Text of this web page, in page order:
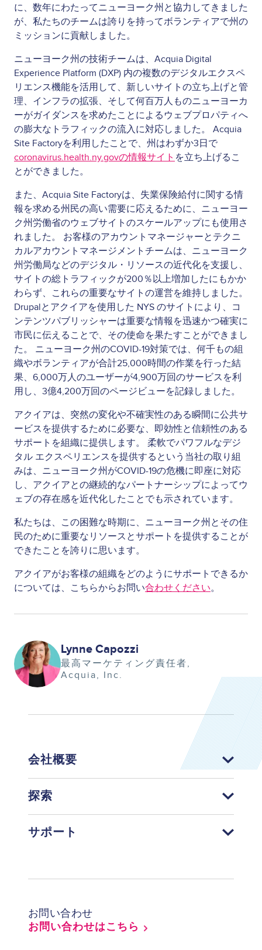
に、数年にわたってニューヨーク州と協力してきました
が、私たちのチームは誇りを持ってボランティアで州の
ミッションに貢献しました。
ニューヨーク州の技術チームは、Acquia Digital
Experience Platform (DXP) 内の複数のデジタルエクスペ
リエンス機能を活用して、新しいサイトの立ち上げと管
理、インフラの拡張、そして何百万人ものニューヨーカ
ーがガイダンスを求めたことによるウェブプロパティへ
の膨大なトラフィックの流入に対応しました。 Acquia
Site Factoryを利用したことで、州はわずか3日で
coronavirus.health.ny.govの情報サイト を立ち上げるこ
とができました。
また、Acquia Site Factoryは、失業保険給付に関する情
報を求める州民の高い需要に応えるために、ニューヨー
ク州労働省のウェブサイトのスケールアップにも使用さ
れました。 お客様のアカウントマネージャーとテクニ
カルアカウントマネージメントチームは、ニューヨーク
州労働局などのデジタル・リソースの近代化を支援し、
サイトの総トラフィックが200％以上増加したにもかか
わらず、これらの重要なサイトの運営を維持しました。
Drupalとアクイアを使用した NYS のサイトにより、コ
ンテンツパブリッシャーは重要な情報を迅速かつ確実に
市民に伝えることで、その使命を果たすことができまし
た。 ニューヨーク州のCOVID-19対策では、何千もの組
織やボランティアが合計25,000時間の作業を行った結
果、6,000万人のユーザーが4,900万回のサービスを利
用し、3億4,200万回のページビューを記録しました。
アクイアは、突然の変化や不確実性のある瞬間に公共サ
ービスを提供するために必要な、即効性と信頼性のある
サポートを組織に提供します。 柔軟でパワフルなデジ
タル エクスペリエンスを提供するという当社の取り組
みは、ニューヨーク州がCOVID-19の危機に即座に対応
し、アクイアとの継続的なパートナーシップによってウ
ェブの存在感を近代化したことでも示されています。
私たちは、この困難な時期に、ニューヨーク州とその住
民のために重要なリソースとサポートを提供することが
できたことを誇りに思います。
アクイアがお客様の組織をどのようにサポートできるか
については、こちらからお問い合わせください。
Image Lynne Capozzi
最高マーケティング責任者
Acquia, Inc.
会社概要
探索
サポート
お問い合わせ
お問い合わせはこちら